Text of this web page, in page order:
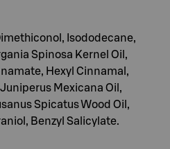
Isododecane,
Spinosa Kernel Oil,
Hexyl Cinnamal,
Mexicana Oil,
Spicatus Wood Oil,
Benzyl Salicylate.